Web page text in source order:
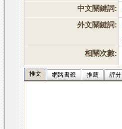
中文關鍵詞:
外文關鍵詞:
相關次數:
推文 網路書籤 推薦 評分